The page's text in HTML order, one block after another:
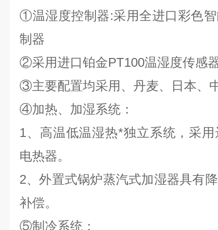
①温湿度控制器:采用全进口彩色
制器
②采用进口铂金PT100温湿度传感
③主要配置均采用、丹麦、日本、
④加热、加湿系统：
1、高温低温湿热*独立系统，采
电热器。
2、外置式锅炉蒸汽式加湿器具有
补偿。
⑤制冷系统：